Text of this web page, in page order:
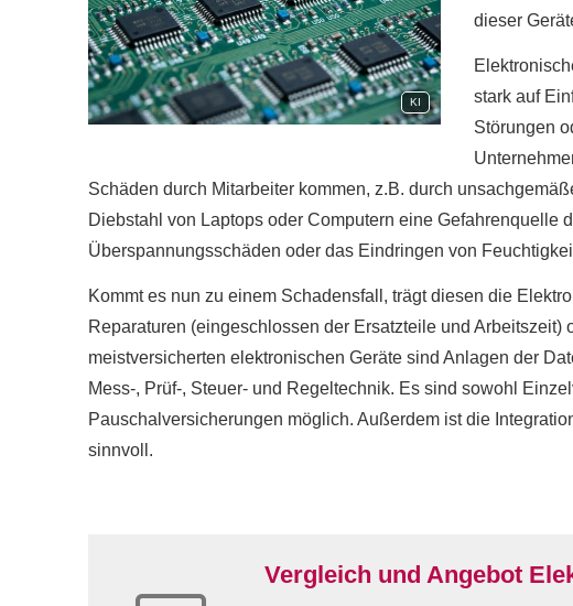
KI
dieser
stark auf
Störungen
Schäden durch Mitarbeiter kommen, z.B. durch
Diebstahl von Laptops oder Computern eine Gefahrenquelle
Überspannungsschäden oder das Eindringen von
Kommt es nun zu einem Schadensfall, trägt diesen die
Reparaturen (eingeschlossen der Ersatzteile und
meistversicherten elektronischen Geräte sind Anlagen der
Mess-, Prüf-, Steuer- und Regeltechnik. Es sind sowohl
Pauschalversicherungen möglich. Außerdem ist die
sinnvoll.
Vergleich und Angebot